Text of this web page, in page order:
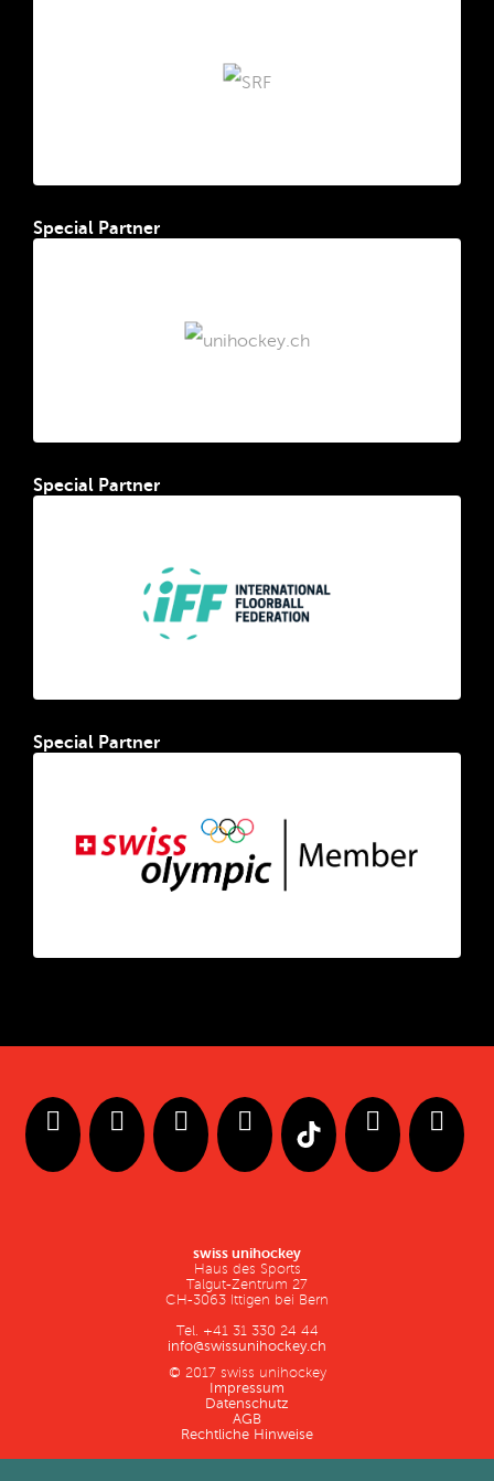
Special Partner
Special Partner
Special Partner
swiss unihockey
Haus des Sports
Talgut-Zentrum 27
CH-3063 Ittigen bei Bern
Tel. +41 31 330 24 44
info@swissunihockey.ch
© 2017 swiss unihockey
Impressum
Datenschutz
AGB
Rechtliche Hinweise